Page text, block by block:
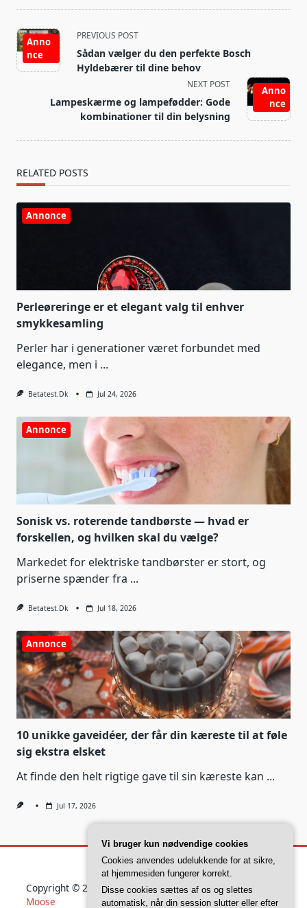
<span
class="nav-
subtitle
reader-
text">Page</span>
Anno
nce
PREVIOUS POST
Sådan vælger du den perfekte Bosch
Hyldebærer til dine behov
Anno
nce
NEXT POST
Lampeskærme og lampefødder: Gode
kombinationer til din belysning
RELATED POSTS
Annonce
Perleøreringe er et elegant valg til enhver
smykkesamling
Perler har i generationer været forbundet med
elegance, men i ...
Betatest.dk Jul 24, 2026
Annonce
Sonisk vs. roterende tandbørste — hvad er
forskellen, og hvilken skal du vælge?
Markedet for elektriske tandbørster er stort, og
priserne spænder fra ...
Betatest.dk Jul 18, 2026
Annonce
10 unikke gaveidéer, der får din kæreste til at føle
sig ekstra elsket
At finde den helt rigtige gave til sin kæreste kan ...
Jul 17, 2026
Copyright © 2026Yuki Blogger ThemeDesigned By
Moose
Vi bruger kun nødvendige cookies
Cookies anvendes udelukkende for at sikre,
at hjemmesiden fungerer korrekt.
Disse cookies sættes af os og slettes
automatisk, når din session slutter eller efter